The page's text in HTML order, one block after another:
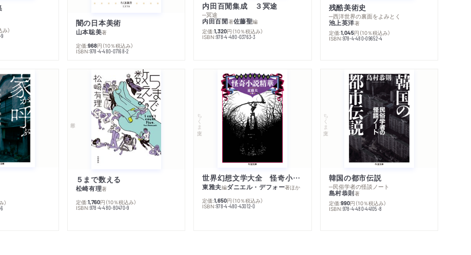
）
闇の日本美術
山本聡美著
定価:968円 （10％税込み）
ISBN:978-4-480-07168-2
内田百閒集成 ３冥途
─冥途
内田百閒著佐藤聖編
定価:1,320円 （10％税込み）
ISBN:978-4-480-03763-3
残酷美術史
─西洋世界の裏面をよみとく
池上英洋著
定価:1,045円 （10％税込み）
ISBN:978-4-480-09652-4
）
５まで数える
松崎有理著
定価:1,760円 （10％税込み）
ISBN:978-4-480-80470-9
ちくま文庫
世界幻想文学大全 怪奇小説精華
東雅夫編ダニエル・デフォー著ほか
定価:1,650円 （10％税込み）
ISBN:978-4-480-43012-0
ちくま文庫
韓国の都市伝説
─民俗学者の怪談ノート
島村恭則著
定価:990円 （10％税込み）
ISBN:978-4-480-44105-8